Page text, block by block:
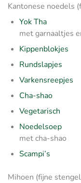
Kantonese noedels
Yok Tha
met garnaaltjes
Kippenblokjes
Rundslapjes
Varkensreepjes
Cha-shao
Vegetarisch
Noedelsoep
met cha-shao
Scampi’s
Mihoen (fijne